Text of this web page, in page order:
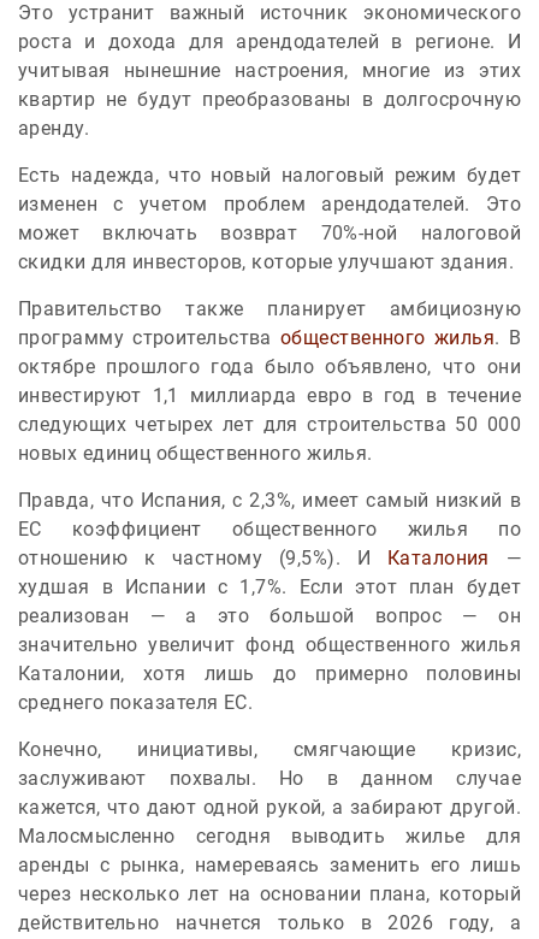
Это устранит важный источник экономического
роста и дохода для арендодателей в регионе. И
учитывая нынешние настроения, многие из этих
квартир не будут преобразованы в долгосрочную
аренду.
Есть надежда, что новый налоговый режим будет
изменен с учетом проблем арендодателей. Это
может включать возврат 70%-ной налоговой
скидки для инвесторов, которые улучшают здания.
Правительство также планирует амбициозную
программу строительства общественного жилья. В
октябре прошлого года было объявлено, что они
инвестируют 1,1 миллиарда евро в год в течение
следующих четырех лет для строительства 50 000
новых единиц общественного жилья.
Правда, что Испания, с 2,3%, имеет самый низкий в
ЕС коэффициент общественного жилья по
отношению к частному (9,5%). И
Каталония
—
худшая в Испании с 1,7%. Если этот план будет
реализован — а это большой вопрос — он
значительно увеличит фонд общественного жилья
Каталонии, хотя лишь до примерно половины
среднего показателя ЕС.
Конечно, инициативы, смягчающие кризис,
заслуживают похвалы. Но в данном случае
кажется, что дают одной рукой, а забирают другой.
Малосмысленно сегодня выводить жилье для
аренды с рынка, намереваясь заменить его лишь
через несколько лет на основании плана, который
действительно начнется только в 2026 году, а